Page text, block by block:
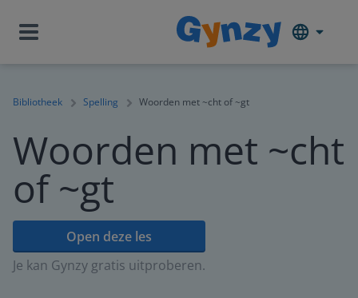
Bibliotheek Spelling Woorden met ~cht of ~gt
Woorden met ~cht
of ~gt
Open deze les
Je kan Gynzy gratis uitproberen.